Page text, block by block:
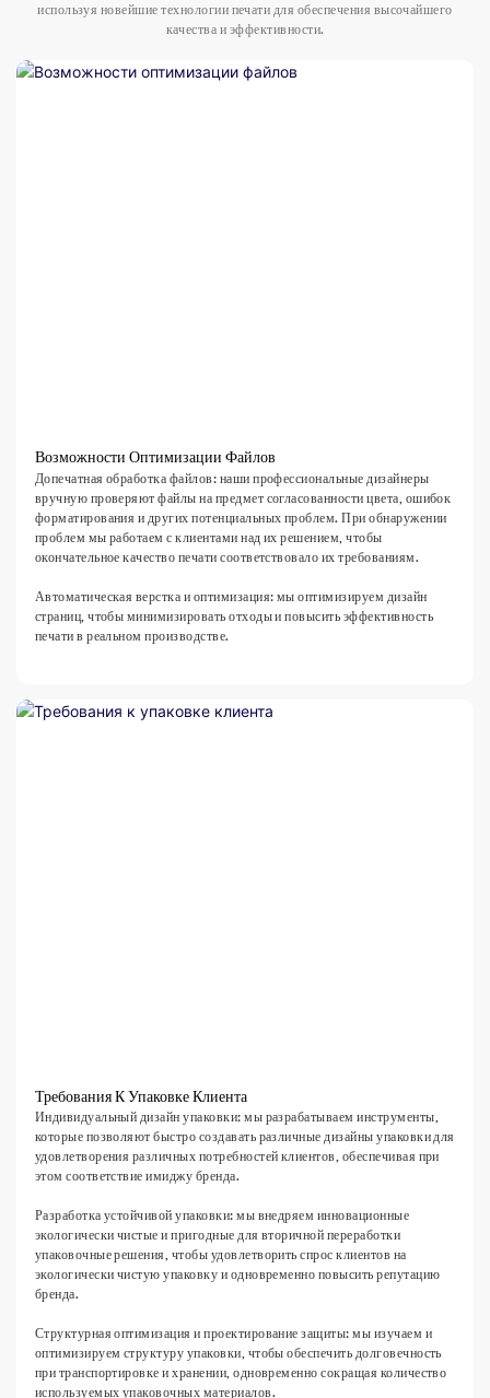
используя новейшие технологии печати для обеспечения высочайшего
качества и эффективности.
Возможности Оптимизации Файлов
Допечатная обработка файлов: наши профессиональные дизайнеры
вручную проверяют файлы на предмет согласованности цвета, ошибок
форматирования и других потенциальных проблем. При обнаружении
проблем мы работаем с клиентами над их решением, чтобы
окончательное качество печати соответствовало их требованиям.
Автоматическая верстка и оптимизация: мы оптимизируем дизайн
страниц, чтобы минимизировать отходы и повысить эффективность
печати в реальном производстве.
Требования К Упаковке Клиента
Индивидуальный дизайн упаковки: мы разрабатываем инструменты,
которые позволяют быстро создавать различные дизайны упаковки для
удовлетворения различных потребностей клиентов, обеспечивая при
этом соответствие имиджу бренда.
Разработка устойчивой упаковки: мы внедряем инновационные
экологически чистые и пригодные для вторичной переработки
упаковочные решения, чтобы удовлетворить спрос клиентов на
экологически чистую упаковку и одновременно повысить репутацию
бренда.
Структурная оптимизация и проектирование защиты: мы изучаем и
оптимизируем структуру упаковки, чтобы обеспечить долговечность
при транспортировке и хранении, одновременно сокращая количество
используемых упаковочных материалов.